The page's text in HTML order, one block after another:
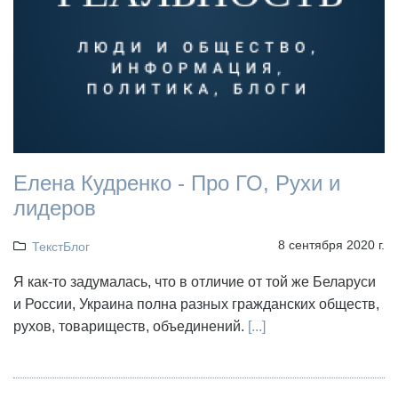
Елена Кудренко - Про ГО, Рухи и
лидеров
ТекстБлог 8 сентября 2020 г.
Я как-то задумалась, что в отличие от той же Беларуси
и России, Украина полна разных гражданских обществ,
рухов, товариществ, объединений. [...]